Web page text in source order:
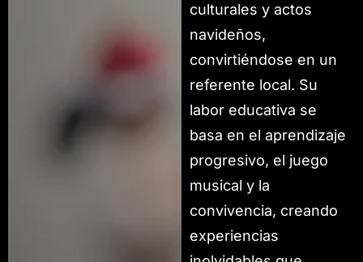
culturales y actos
navideños,
convirtiéndose en un
referente local. Su
labor educativa se
basa en el aprendizaje
progresivo, el juego
musical y la
convivencia, creando
experiencias